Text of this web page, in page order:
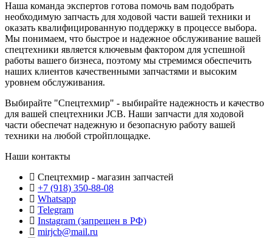
Наша команда экспертов готова помочь вам подобрать
необходимую запчасть для ходовой части вашей техники и
оказать квалифицированную поддержку в процессе выбора.
Мы понимаем, что быстрое и надежное обслуживание вашей
спецтехники является ключевым фактором для успешной
работы вашего бизнеса, поэтому мы стремимся обеспечить
наших клиентов качественными запчастями и высоким
уровнем обслуживания.
Выбирайте "Спецтехмир" - выбирайте надежность и качество
для вашей спецтехники JCB. Наши запчасти для ходовой
части обеспечат надежную и безопасную работу вашей
техники на любой стройплощадке.
Наши контакты
Спецтехмир - магазин запчастей
+7 (918) 350-88-08
Whatsapp
Telegram
Instagram (запрещен в РФ)
mirjcb@mail.ru